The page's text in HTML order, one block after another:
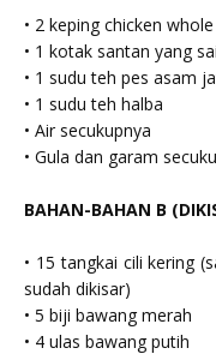
• 2 keping chicken
• 1 kotak santan yang
• 1 sudu teh pes asam
• 1 sudu teh halba
• Air secukupnya
• Gula dan garam
BAHAN-BAHAN B
• 15 tangkai cili kering
sudah dikisar)
• 5 biji bawang merah
• 4 ulas bawang putih